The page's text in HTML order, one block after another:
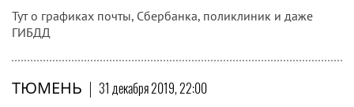
Тут о графиках почты, Сбербанка, поликлиник и даже
ГИБДД
ТЮМЕНЬ | 31 декабря 2019, 22:00